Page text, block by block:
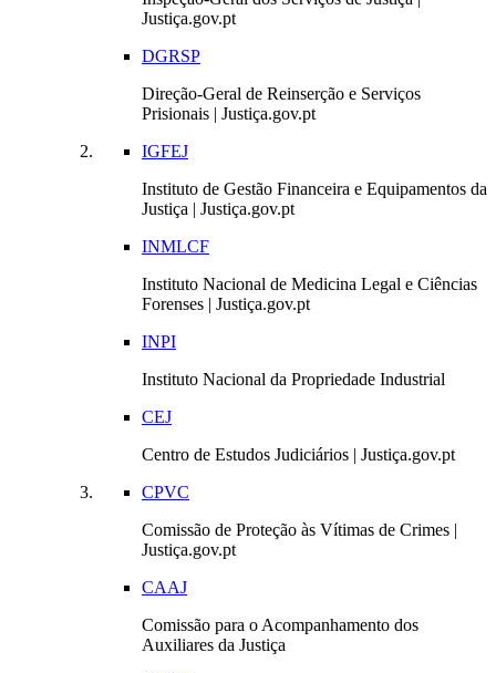
Justiça.gov.pt
DGRSP
Direção-Geral de Reinserção e Serviços
Prisionais | Justiça.gov.pt
IGFEJ
Instituto de Gestão Financeira e Equipamentos da
Justiça | Justiça.gov.pt
INMLCF
Instituto Nacional de Medicina Legal e Ciências
Forenses | Justiça.gov.pt
INPI
Instituto Nacional da Propriedade Industrial
CEJ
Centro de Estudos Judiciários | Justiça.gov.pt
CPVC
Comissão de Proteção às Vítimas de Crimes |
Justiça.gov.pt
CAAJ
Comissão para o Acompanhamento dos
Auxiliares da Justiça